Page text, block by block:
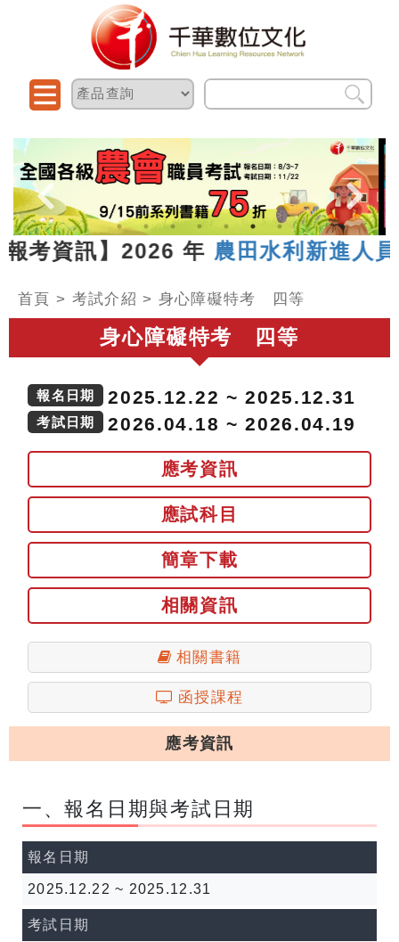
訊】2026 年 農田水利新進人員聯
首頁 > 考試介紹 > 身心障礙特考 四等
身心障礙特考 四等
報名日期 2025.12.22 ~ 2025.12.31
考試日期 2026.04.18 ~ 2026.04.19
應考資訊
應試科目
簡章下載
相關資訊
相關書籍
函授課程
應考資訊
一、報名日期與考試日期
報名日期
2025.12.22 ~ 2025.12.31
考試日期